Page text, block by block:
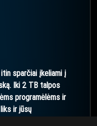
sparčiai įkeliami į
Iki 2 TB talpos
programėlėms ir
ir jūsų